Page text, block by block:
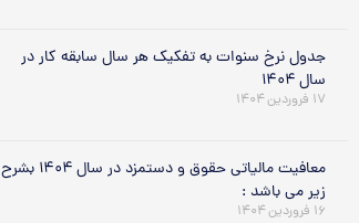
جدول نرخ سنوات به تفکیک هر سال سابقه کار در
سال ۱۴۰۴
۱۷ فروردین ۱۴۰۴
معافیت مالیاتی حقوق و دستمزد در سال ۱۴۰۴ بشرح
زیر می باشد :
۱۶ فروردین ۱۴۰۴